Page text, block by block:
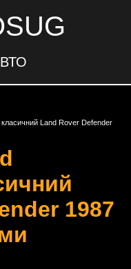
Land Rover Defender
1987